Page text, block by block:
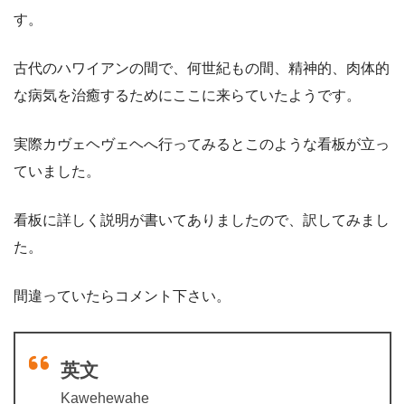
す。
古代のハワイアンの間で、何世紀もの間、精神的、肉体的
な病気を治癒するためにここに来らていたようです。
実際カヴェヘヴェヘへ行ってみるとこのような看板が立っ
ていました。
看板に詳しく説明が書いてありましたので、訳してみまし
た。
間違っていたらコメント下さい。
英文
Kawehewahe